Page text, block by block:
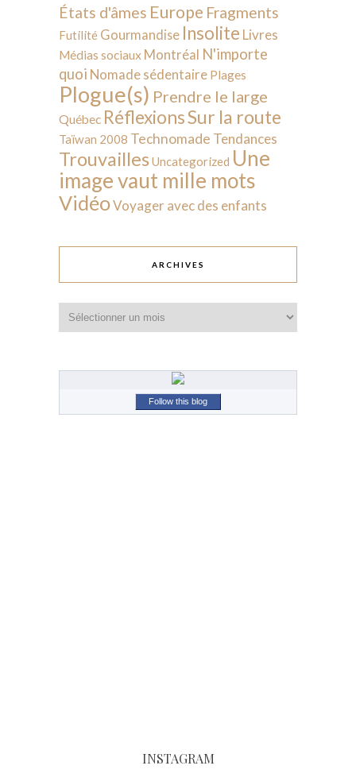
États d'âmes Europe Fragments
Futilité Gourmandise Insolite Livres
Médias sociaux Montréal N'importe
quoi Nomade sédentaire Plages
Plogue(s) Prendre le large
Québec RéflexionsSur la route
Taïwan 2008 Technomade Tendances
Trouvailles Uncategorized Une
image vaut mille mots
VidéoVoyager avec des enfants
ARCHIVES
Follow this blog
INSTAGRAM